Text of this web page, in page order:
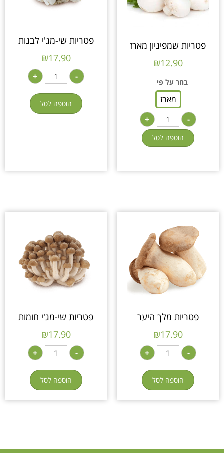
פטריות שמפיניון מארז
₪12.90
בחר על פי
מארז
-
+
הוספה לסל
פטריות שי-מג'י לבנות
₪17.90
-
+
הוספה לסל
פטריות מלך היער
₪17.90
-
+
הוספה לסל
פטריות שי-מג'י חומות
₪17.90
-
+
הוספה לסל